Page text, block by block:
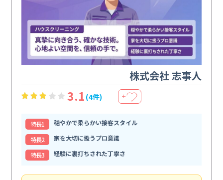
株式会社 志事人
3.1 (4件) ＋
特⻑1
穏やかで柔らかい接客スタイル
特⻑2
家を大切に扱うプロ意識
特⻑3
経験に裏打ちされた丁寧さ